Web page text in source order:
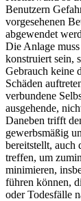
Benutzern
vorgesehenen
abgewendet
Die Anlage
konstruiert sein,
Gebrauch keine
Schäden
verbundene
ausgehende,
Daneben trifft
gewerbsmäßig
bereitstellt, auch
treffen, um
minimieren,
führen können,
oder Todesfälle